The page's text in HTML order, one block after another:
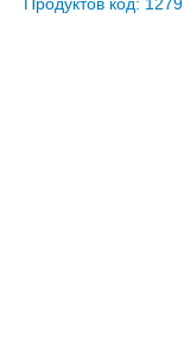
Продуктов код: 1279